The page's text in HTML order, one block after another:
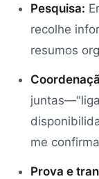
Pesquisa:
recolhe
resumos
me
Prova e